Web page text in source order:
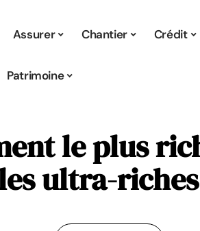
Assurer Chantier Crédit
Patrimoine
le plus
ultra-